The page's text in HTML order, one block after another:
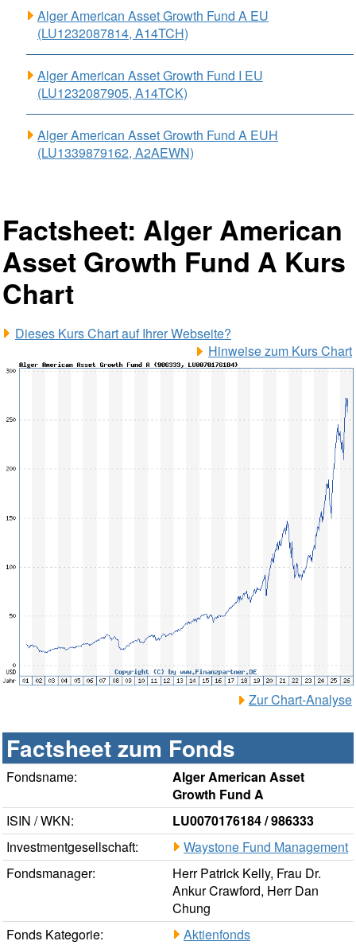
Alger American Asset Growth Fund A EU
(LU1232087814, A14TCH)
Alger American Asset Growth Fund I EU
(LU1232087905, A14TCK)
Alger American Asset Growth Fund A EUH
(LU1339879162, A2AEWN)
Factsheet: Alger American
Asset Growth Fund A Kurs
Chart
Dieses Kurs Chart auf Ihrer Webseite?
Hinweise zum Kurs Chart
Zur Chart-Analyse
Factsheet zum Fonds
Fondsname:
Alger American Asset
Growth Fund A
ISIN / WKN:
LU0070176184 / 986333
Investmentgesellschaft:
Waystone Fund Management
Fondsmanager:
Herr Patrick Kelly, Frau Dr.
Ankur Crawford, Herr Dan
Chung
Fonds Kategorie:
Aktienfonds